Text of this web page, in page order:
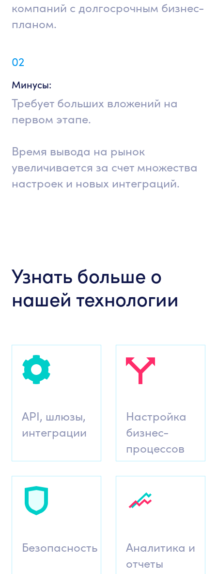
компаний с долгосрочным бизнес-
планом.
02
Минусы:
Требует больших вложений на
первом этапе.
Время вывода на рынок
увеличивается за счет множества
настроек и новых интеграций.
Узнать больше о
нашей технологии
API, шлюзы,
интеграции
Настройка
бизнес-
процессов
Безопасность
Аналитика и
отчеты